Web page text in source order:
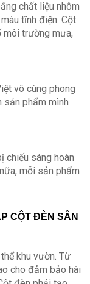
chất liệu nhôm
tĩnh điện. Cột
trường mưa,
vô cùng phong
sản phẩm mình
chiếu sáng hoàn
mỗi sản phẩm
CỘT ĐÈN SÂN
khu vườn. Từ
cho đảm bảo hài